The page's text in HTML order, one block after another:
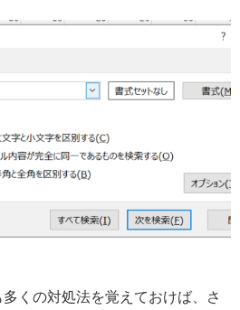
くの対処法を覚えておけば、さ